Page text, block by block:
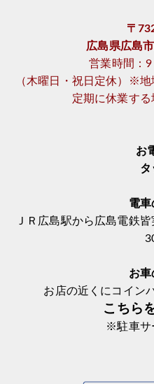
〒
広島県広島
営業時間：
（木曜日・祝日定休）※
定期に休業す
お
タ
電車
ＪＲ広島駅から広島電鉄
お車
お店の近くにコイン
こちら
※駐車サ